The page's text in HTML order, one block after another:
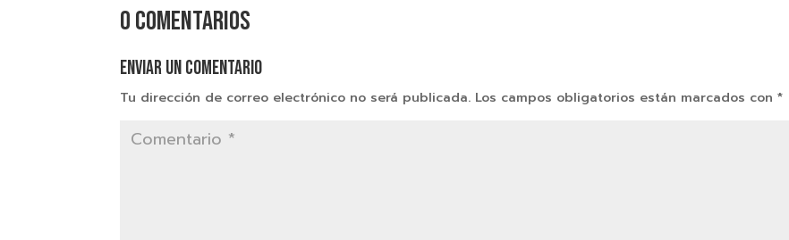
0 comentarios
Enviar un comentario
Tu dirección de correo electrónico no será publicada. Los campos obligatorios están marcados con*